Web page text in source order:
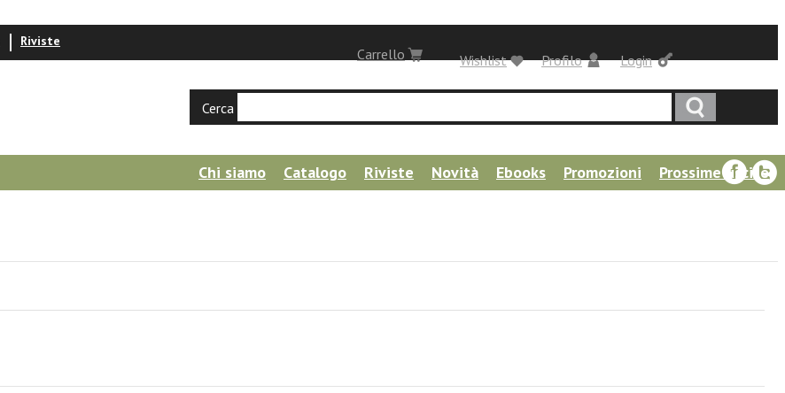
Login
Carrello
Riviste
Profilo
Wishlist
Cerca
Chi siamo Catalogo Riviste Novità Ebooks Promozioni
Prossime uscite